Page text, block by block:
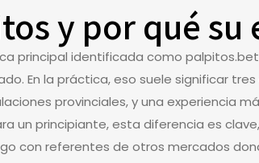
y por qué
principal identificada como
En la práctica, eso suele significar
provinciales, y una experiencia
un principiante, esta diferencia es
con referentes de otros mercados